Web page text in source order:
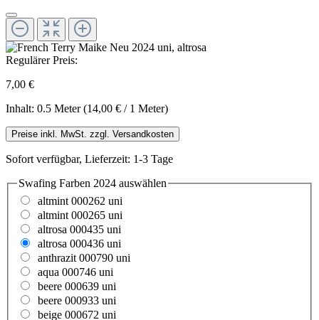
Regulärer Preis:
7,00 €
Inhalt: 0.5 Meter(14,00 € / 1 Meter)
Preise inkl. MwSt. zzgl. Versandkosten
Sofort verfügbar, Lieferzeit: 1-3 Tage
Swafing Farben 2024 auswählen
altmint 000262 uni
altmint 000265 uni
altrosa 000435 uni
altrosa 000436 uni
anthrazit 000790 uni
aqua 000746 uni
beere 000639 uni
beere 000933 uni
beige 000672 uni